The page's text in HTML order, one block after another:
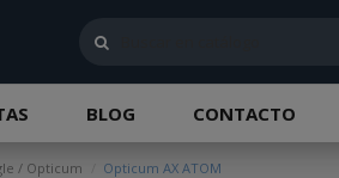
BLOG CONTACTO
/ Opticum Opticum AX ATOM